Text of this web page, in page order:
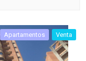
Apartamentos Venta